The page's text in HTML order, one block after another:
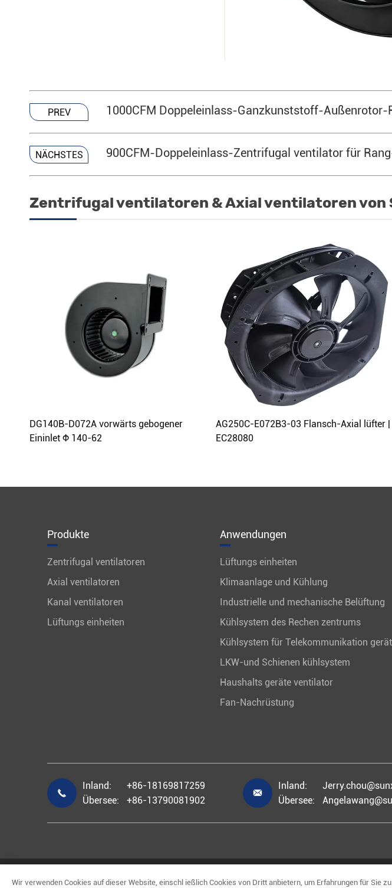
PREV 1000CFM Doppeleinlass-Ganzkunststoff-Außenrotor-
NÄCHSTES 900CFM-Doppeleinlass-Zentrifugal ventilator für
Zentrifugal ventilatoren & Axial ventilatoren von
DG140B-D072A vorwärts gebogener
Eininlet Φ 140-62
AG250C-E072B3-03 Flansch-Axial lüfter |
EC28080
Produkte
Zentrifugal ventilatoren
Axial ventilatoren
Kanal ventilatoren
Lüftungs einheiten
Anwendungen
Lüftungs einheiten
Klimaanlage und Kühlung
Industrielle und mechanische Belüftung
Kühlsystem des Rechen zentrums
Kühlsystem für Telekommunikation
LKW-und Schienen kühlsystem
Haushalts geräte ventilator
Fan-Nachrüstung

Inland:
+86-18169817259
Übersee:
+86-13790081902

Inland:
Übersee:
Urheberrecht©Foshan Sunwind Electric Co.,Ltd.Alle Rechte vorbehalten.
Wir verwenden Cookies auf dieser Website, einschl ießlich Cookies von Dritt anbietern, um Erfahrungen für Sie zu